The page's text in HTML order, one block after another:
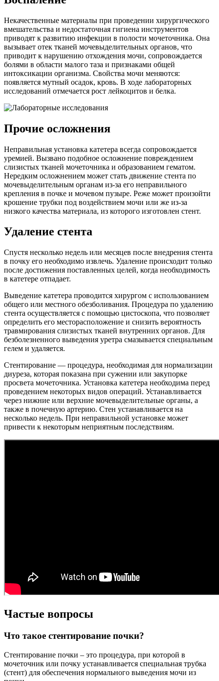
Некачественные материалы при проведении хирургического
вмешательства и недостаточная гигиена инструментов
приводят к развитию инфекции в полости мочеточника. Она
вызывает отек тканей мочевыделительных органов, что
приводит к нарушению отхождения мочи, сопровождается
болями в области малого таза и признаками общей
интоксикации организма. Свойства мочи меняются:
появляется мутный осадок, кровь. В ходе лабораторных
исследований отмечается рост лейкоцитов и белка.
Прочие осложнения
Неправильная установка катетера всегда сопровождается
уремией. Вызвано подобное осложнение повреждением
слизистых тканей мочеточника и образованием гематом.
Нередким осложнением может стать движение стента по
мочевыделительным органам из-за его неправильного
крепления в почке и мочевом пузыре. Реже может произойти
крошение трубки под воздействием мочи или же из-за
низкого качества материала, из которого изготовлен стент.
Удаление стента
Спустя несколько недель или месяцев после внедрения стента
в почку его необходимо извлечь. Удаление происходит только
после достижения поставленных целей, когда необходимость
в катетере отпадает.
Выведение катетера проводится хирургом с использованием
общего или местного обезболивания. Процедура по удалению
стента осуществляется с помощью цистоскопа, что позволяет
определить его месторасположение и снизить вероятность
травмирования слизистых тканей внутренних органов. Для
безболезненного выведения уретра смазывается специальным
гелем и удаляется.
Стентирование — процедура, необходимая для нормализации
диуреза, которая показана при сужении или закупорке
просвета мочеточника. Установка катетера необходима перед
проведением некоторых видов операций. Устанавливается
через нижние или верхние мочевыделительные органы, а
также в почечную артерию. Стен устанавливается на
несколько недель. При неправильной установке может
привести к некоторым неприятным последствиям.
Частые вопросы
Что такое стентирование почки?
Стентирование почки – это процедура, при которой в
мочеточник или почку устанавливается специальная трубка
(стент) для обеспечения нормального выведения мочи из